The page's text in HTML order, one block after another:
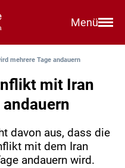
Menü
mehrere Tage andauern
mit Iran
davon aus, dass die
mit dem Iran
andauern wird.